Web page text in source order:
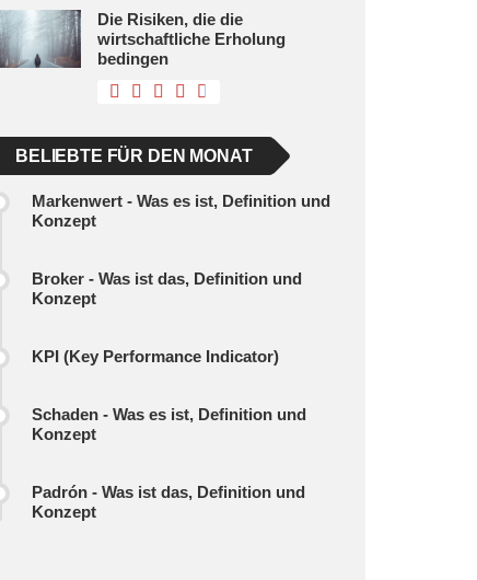
Die Risiken, die die
wirtschaftliche Erholung
bedingen
BELIEBTE FÜR DEN MONAT
Markenwert - Was es ist, Definition und
Konzept
Broker - Was ist das, Definition und
Konzept
KPI (Key Performance Indicator)
Schaden - Was es ist, Definition und
Konzept
Padrón - Was ist das, Definition und
Konzept